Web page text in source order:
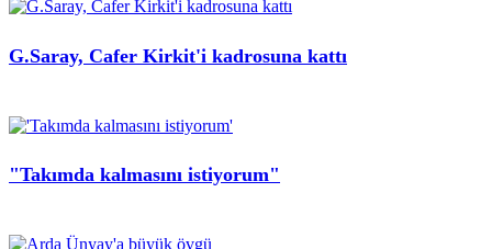
G.Saray, Cafer Kirkit'i kadrosuna kattı
"Takımda kalmasını istiyorum"